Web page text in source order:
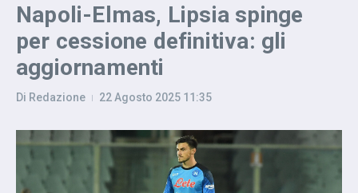
Napoli-Elmas, Lipsia spinge
per cessione definitiva: gli
aggiornamenti
Di Redazione 22 Agosto 2025 11:35